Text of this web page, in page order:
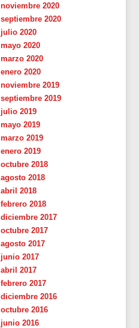
noviembre 2020
septiembre 2020
julio 2020
mayo 2020
marzo 2020
enero 2020
noviembre 2019
septiembre 2019
julio 2019
mayo 2019
marzo 2019
enero 2019
octubre 2018
agosto 2018
abril 2018
febrero 2018
diciembre 2017
octubre 2017
agosto 2017
junio 2017
abril 2017
febrero 2017
diciembre 2016
octubre 2016
junio 2016